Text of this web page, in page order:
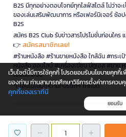
B2S มีทุกอย่างตอบโจทย์ทุกไลฟ์สไตล์ ไม่ว่าจ
ของเล่นเสริมพัฒนาการ หรือเฟอร์นิเจอร์ ช้อ
B2S
สมัคร B2S Club รับข่าวสารโปรโมชั่นก่อนใคร
👉 สมัครสมาชิกเลย!
#ร้านหนังสือ #ร้านขายหนังสือ ใกล้ฉัน #กระเ
หนังสือ ออนไลน์ #เครื่องเขียน บีทูเอส #ขาย
เขียนใกล้ฉัน
*เงื่อนไขเป็นไปตามที่บริษัทฯ กำหนด
is a company operating
เว็บไซต์นี้มีการใช้คุกกี้ โปรดยอมรับนโยบายคุกกี้
ของท่าน ท่านสามารถศึกษาวิธีการตั้งค่าการคว
คุกกี้ของเราที่นี่
ยอมรับ